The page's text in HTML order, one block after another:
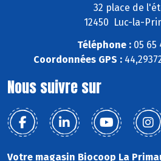
32 place de
12450 Luc-la-
Téléphone : 05 65
Coordonnées GPS :
Nous suivre sur
Votre magasin Biocoop La